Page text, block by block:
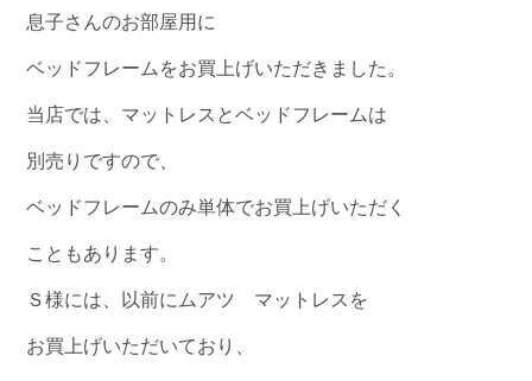
息子さんのお部屋用に
ベッドフレームをお買上げいただきました。
当店では、マットレスとベッドフレームは
別売りですので、
ベッドフレームのみ単体でお買上げいただく
こともあります。
Ｓ様には、以前にムアツ マットレスを
お買上げいただいており、